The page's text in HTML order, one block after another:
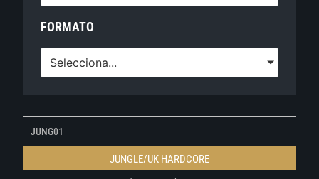
FORMATO
Selecciona...
JUNG01
JUNGLE/UK HARDCORE